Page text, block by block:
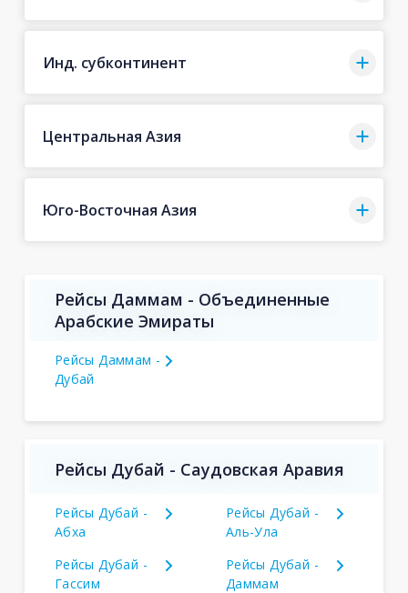
Инд. субконтинент
Центральная Азия
Юго-Восточная Азия
Рейсы Даммам - Объединенные
Арабские Эмираты
Рейсы Даммам -
Дубай
Рейсы Дубай - Саудовская Аравия
Рейсы Дубай -
Абха
Рейсы Дубай -
Аль-Ула
Рейсы Дубай -
Гассим
Рейсы Дубай -
Даммам